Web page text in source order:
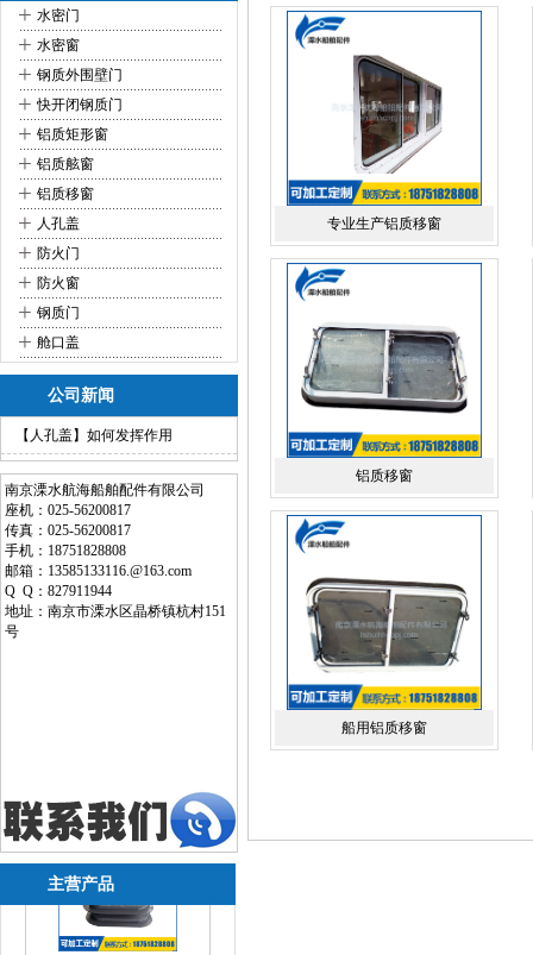
+ 水密门
+ 水密窗
+ 钢质外围壁门
+ 快开闭钢质门
+ 铝质矩形窗
+ 铝质舷窗
+ 铝质移窗
+ 人孔盖
+ 防火门
+ 防火窗
+ 钢质门
+ 舱口盖
公司新闻
【人孔盖】如何发挥作用
南京溧水航海船舶配件有限公司
座机：025-56200817
传真：025-56200817
手机：18751828808
邮箱：13585133116.@163.com
Q Q：827911944
地址：南京市溧水区晶桥镇杭村151
号
主营产品
专业生产铝质移窗
铝质移窗
船用铝质移窗